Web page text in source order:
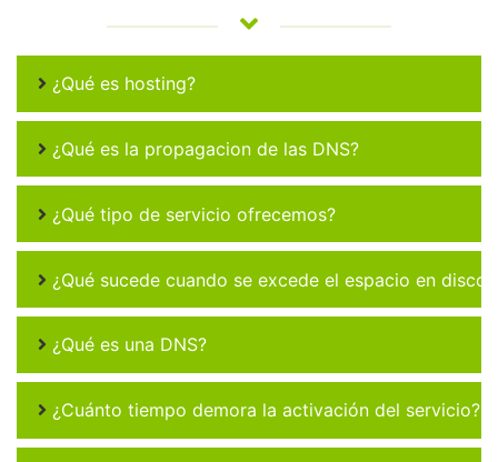
¿Qué es hosting?
¿Qué es la propagacion de las DNS?
¿Qué tipo de servicio ofrecemos?
¿Qué sucede cuando se excede el espacio en disco
¿Qué es una DNS?
¿Cuánto tiempo demora la activación del servicio?